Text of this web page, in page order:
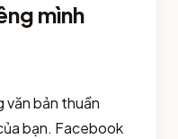
mình
văn bản thuần
bạn. Facebook